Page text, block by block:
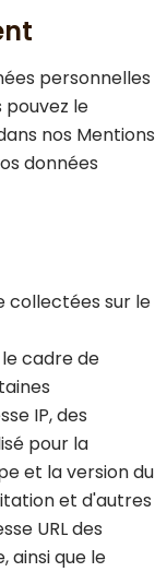
personnelles
pouvez le
nos Mentions
données
collectées sur le
le cadre de
IP, des
pour la
et la version du
et d'autres
URL des
ainsi que le